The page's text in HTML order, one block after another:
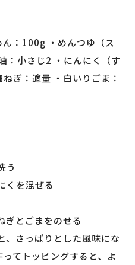
ん：100g ・めんつゆ（ス
：小さじ2 ・にんにく（す
ぎ：適量 ・白いりごま：
う
くを混ぜる
ぎとごまをのせる
、さっぱりとした風味にな
てトッピングすると、よ